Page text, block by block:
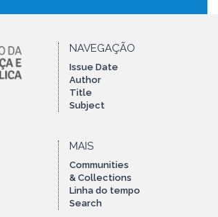
NAVEGAÇÃO
Issue Date
Author
Title
Subject
MAIS
Communities
& Collections
Linha do tempo
Search